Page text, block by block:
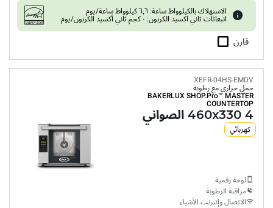
الاستهلاك بالكيلوواط ساعة: ٦٫٦ كيلوواط ساعة/يوم
انبعاثات ثاني اكسيد الكربون: ٠ كجم ثاني أكسيد الكربون/يوم
قارن
XEFR-04HS-EMDV
حمل حراري مع رطوبة
BAKERLUX SHOP.Pro™ MASTER
COUNTERTOP
4 460x330 الصواني
كهربائي
لوحة رقمية
مراقبة الرطوبة
الاتصال وإنترنت الأشياء